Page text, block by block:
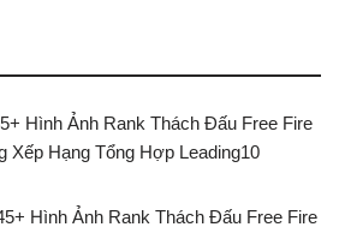
Hình Ảnh Rank Thách Đấu Free Fire
Xếp Hạng Tổng Hợp Leading10
Hình Ảnh Rank Thách Đấu Free Fire